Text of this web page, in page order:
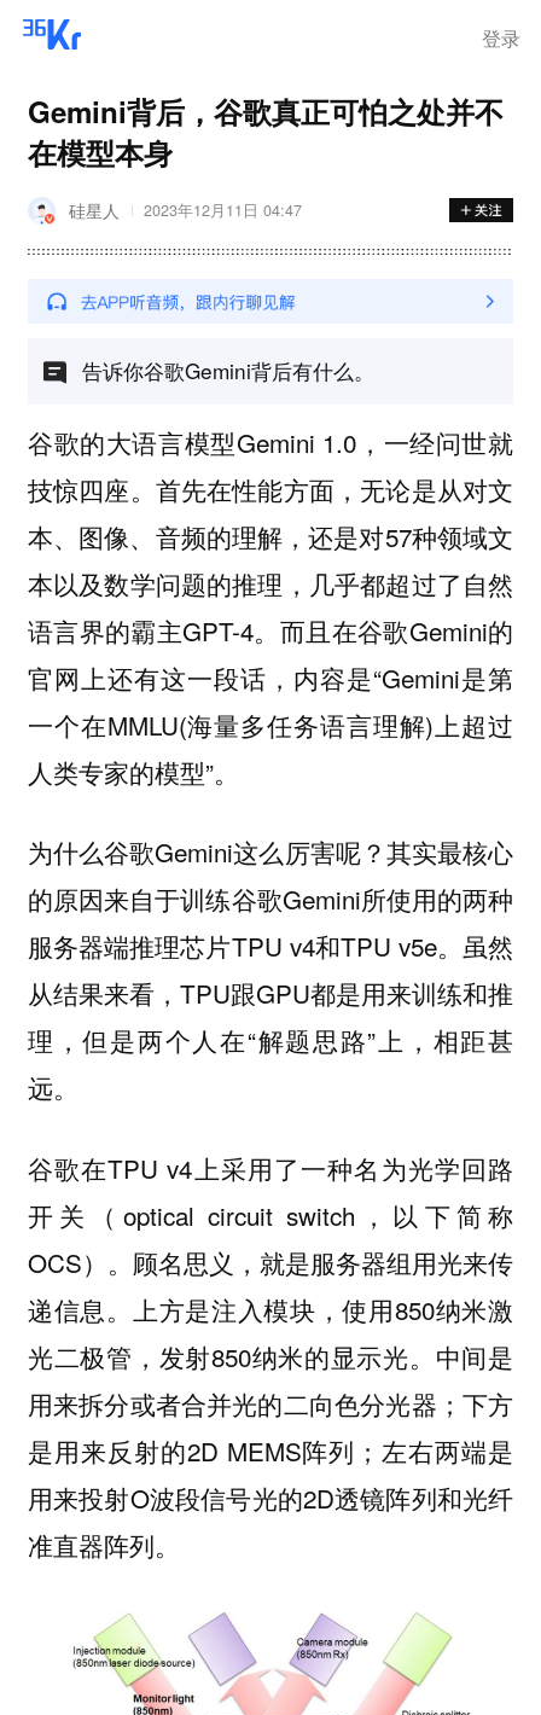
登录
Gemini背后，谷歌真正可怕之处并不
在模型本身
硅星人 2023年12月11日 04:47
告诉你谷歌Gemini背后有什么。
谷歌的大语言模型Gemini 1.0，一经问世就
技惊四座。首先在性能方面，无论是从对文
本、图像、音频的理解，还是对57种领域文
本以及数学问题的推理，几乎都超过了自然
语言界的霸主GPT-4。而且在谷歌Gemini的
官网上还有这一段话，内容是“Gemini是第
一个在MMLU(海量多任务语言理解)上超过
人类专家的模型”。
为什么谷歌Gemini这么厉害呢？其实最核心
的原因来自于训练谷歌Gemini所使用的两种
服务器端推理芯片TPU v4和TPU v5e。虽然
从结果来看，TPU跟GPU都是用来训练和推
理，但是两个人在“解题思路”上，相距甚
远。
谷歌在TPU v4上采用了一种名为光学回路
开关（optical circuit switch，以下简称
OCS）。顾名思义，就是服务器组用光来传
递信息。上方是注入模块，使用850纳米激
光二极管，发射850纳米的显示光。中间是
用来拆分或者合并光的二向色分光器；下方
是用来反射的2D MEMS阵列；左右两端是
用来投射O波段信号光的2D透镜阵列和光纤
准直器阵列。